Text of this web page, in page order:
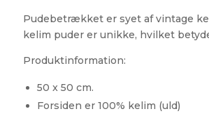
Pudebetrækket er syet af vintage
kelim puder er unikke, hvilket
Produktinformation:
50 x 50 cm.
Forsiden er 100% kelim (uld)